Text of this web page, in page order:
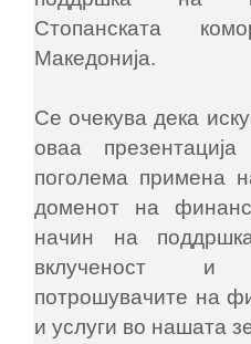
Стопанската
Македонија.
Се очекува дека
оваа
поголема примена
доменот на
начин на
вклученост
потрошувачите на
и услуги во нашата